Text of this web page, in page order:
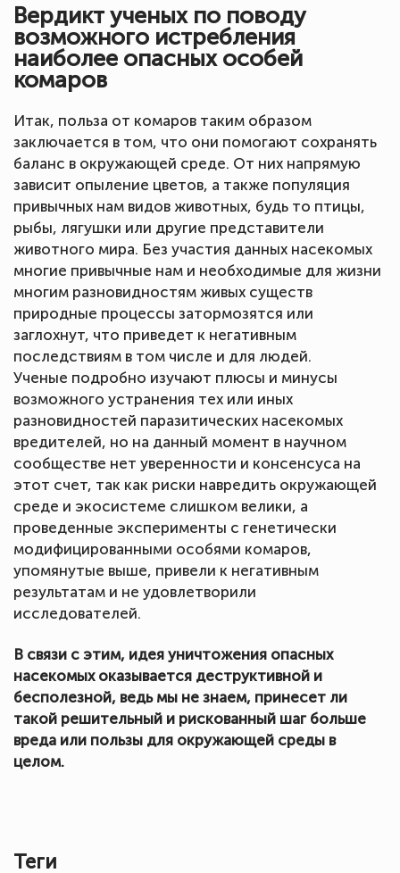
Вердикт ученых по поводу
возможного истребления
наиболее опасных особей
комаров
Итак, польза от комаров таким образом
заключается в том, что они помогают сохранять
баланс в окружающей среде. От них напрямую
зависит опыление цветов, а также популяция
привычных нам видов животных, будь то птицы,
рыбы, лягушки или другие представители
животного мира. Без участия данных насекомых
многие привычные нам и необходимые для жизни
многим разновидностям живых существ
природные процессы затормозятся или
заглохнут, что приведет к негативным
последствиям в том числе и для людей.
Ученые подробно изучают плюсы и минусы
возможного устранения тех или иных
разновидностей паразитических насекомых
вредителей, но на данный момент в научном
сообществе нет уверенности и консенсуса на
этот счет, так как риски навредить окружающей
среде и экосистеме слишком велики, а
проведенные эксперименты с генетически
модифицированными особями комаров,
упомянутые выше, привели к негативным
результатам и не удовлетворили
исследователей.
В связи с этим, идея уничтожения опасных
насекомых оказывается деструктивной и
бесполезной, ведь мы не знаем, принесет ли
такой решительный и рискованный шаг больше
вреда или пользы для окружающей среды в
целом.
Теги